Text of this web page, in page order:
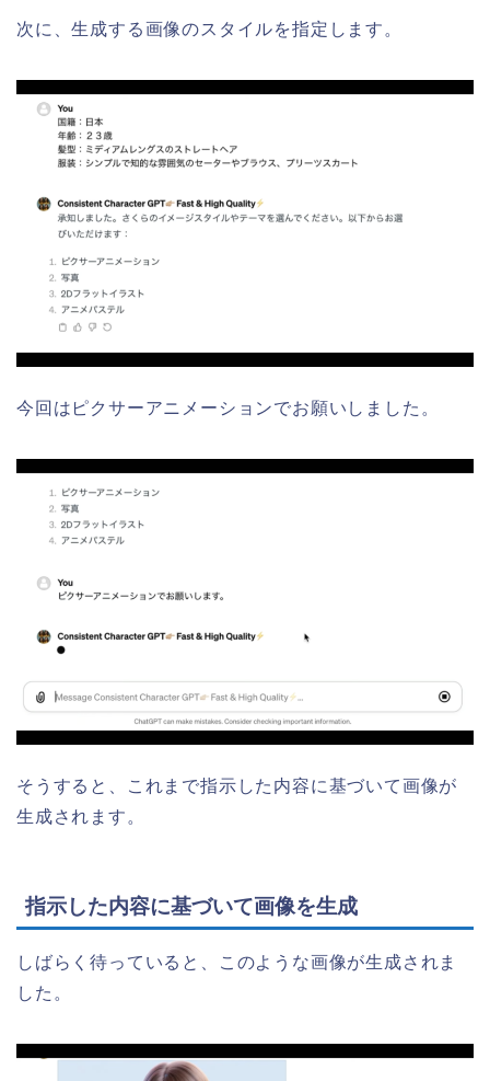
次に、生成する画像のスタイルを指定します。
今回はピクサーアニメーションでお願いしました。
そうすると、これまで指示した内容に基づいて画像が
生成されます。
指示した内容に基づいて画像を生成
しばらく待っていると、このような画像が生成されま
した。